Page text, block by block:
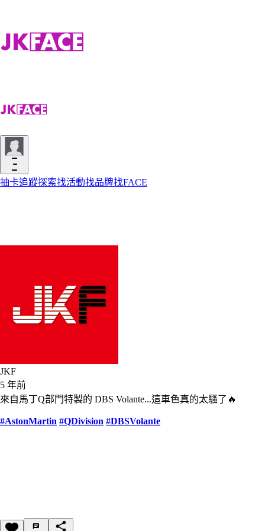
抽卡追蹤探索找活動找品牌找FACE
JKF
5 年前
來自馬丁Q部門特製的 DBS Volante...這車色真的太騷了🔥
#AstonMartin #QDivision #DBSVolante